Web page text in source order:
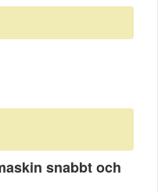
snabbt och